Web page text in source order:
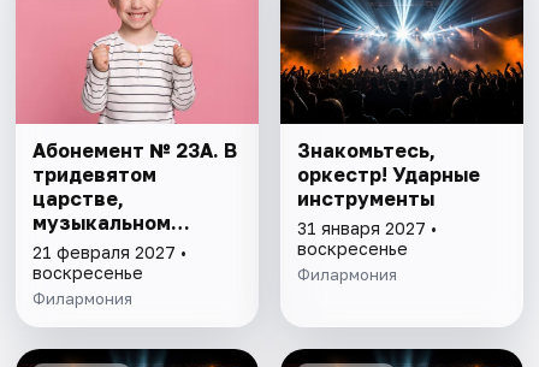
Абонемент № 23А. В
тридевятом
царстве,
музыкальном
государстве
21 февраля 2027 •
воскресенье
Филармония
Знакомьтесь,
оркестр! Ударные
инструменты
31 января 2027 •
воскресенье
Филармония